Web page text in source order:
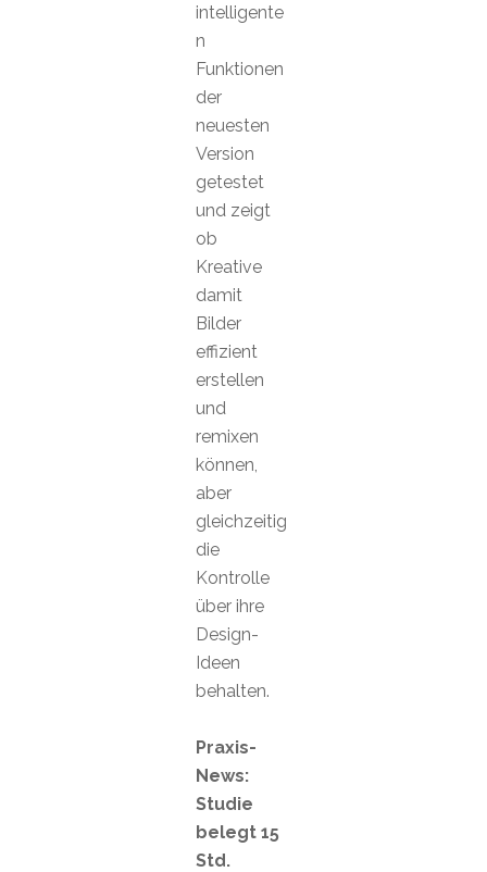
intelligente
n
Funktionen
der
neuesten
Version
getestet
und zeigt
ob
Kreative
damit
Bilder
effizient
erstellen
und
remixen
können,
aber
gleichzeitig
die
Kontrolle
über ihre
Design-
Ideen
behalten.
Praxis-
News:
Studie
belegt 15
Std.